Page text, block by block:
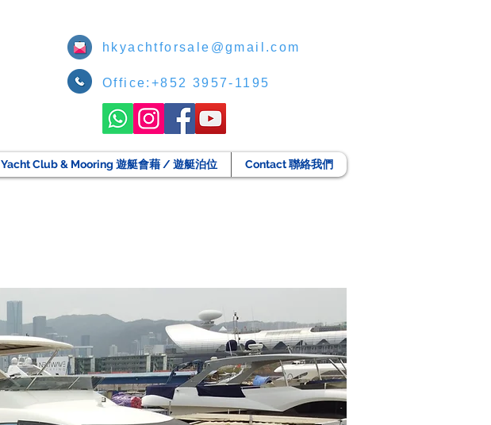
hkyachtforsale@gmail.com
Office:+852 3957-1195
Yacht Club & Mooring 遊艇會藉 / 遊艇泊位 Contact 聯絡我們